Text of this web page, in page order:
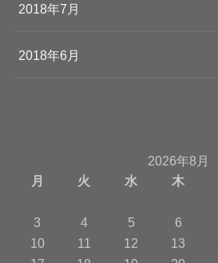
2018年7月
2018年6月
2026年8月
月
火 水 木
3
4 5 6
10
11 12 13